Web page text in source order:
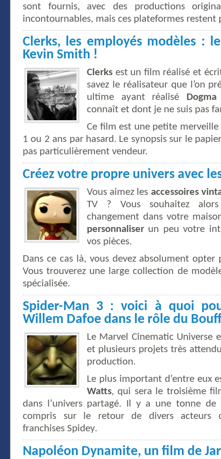
sont fournis, avec des productions
incontournables, mais ces plateformes restent
Clerks, les employés modèles :
Kevin Smith !
Clerks est un film réalisé et
savez le réalisateur que l’on
ultime ayant réalisé
Dogma
connaît et dont je ne suis pas
Ce film est une petite merveille
1 ou 2 ans par hasard. Le synopsis sur le
pas particulièrement vendeur.
Créez votre propre univers avec
Vous aimez les accessoires
TV ? Vous souhaitez
changement dans votre
personnaliser un peu votre
vos pièces.
Dans ce cas là, vous devez absolument
Vous trouverez une large collection de
spécialisée.
Spider-Man 3 : voici à quoi
Willem Dafoe dans le rôle du
Le Marvel Cinematic Universe
et plusieurs projets très
production.
Le plus important d’entre eux
Watts, qui sera le troisième
dans l’univers partagé. Il y a une tonne
compris sur le retour de divers acteurs
franchises Spidey.
Napoléon Dynamite, un film de